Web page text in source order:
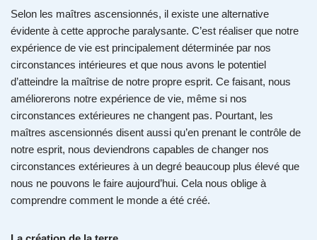
Selon les maîtres ascensionnés, il existe une alternative
évidente à cette approche paralysante. C’est réaliser que notre
expérience de vie est principalement déterminée par nos
circonstances intérieures et que nous avons le potentiel
d’atteindre la maîtrise de notre propre esprit. Ce faisant, nous
améliorerons notre expérience de vie, même si nos
circonstances extérieures ne changent pas. Pourtant, les
maîtres ascensionnés disent aussi qu’en prenant le contrôle de
notre esprit, nous deviendrons capables de changer nos
circonstances extérieures à un degré beaucoup plus élevé que
nous ne pouvons le faire aujourd’hui. Cela nous oblige à
comprendre comment le monde a été créé.